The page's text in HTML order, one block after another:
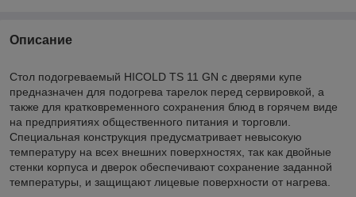
Описание
Стол подогреваемый HICOLD TS 11 GN с дверями купе
предназначен для подогрева тарелок перед сервировкой, а
также для кратковременного сохранения блюд в горячем виде
на предприятиях общественного питания и торговли.
Специальная конструкция предусматривает невысокую
температуру на всех внешних поверхностях, так как двойные
стенки корпуса и дверок обеспечивают сохранение заданной
температуры, и защищают лицевые поверхности от нагрева.